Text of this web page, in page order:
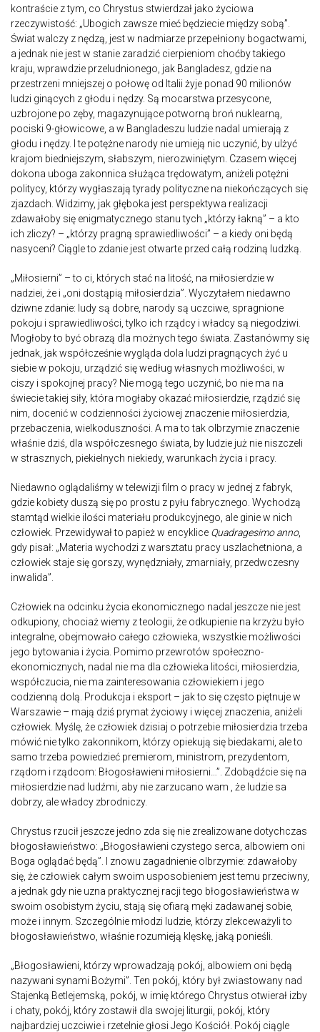
kontraście z tym, co Chrystus stwierdzał jako życiowa
rzeczywistość: „Ubogich zawsze mieć będziecie między sobą”.
Świat walczy z nędzą, jest w nadmiarze przepełniony bogactwami,
a jednak nie jest w stanie zaradzić cierpieniom choćby takiego
kraju, wprawdzie przeludnionego, jak Bangladesz, gdzie na
przestrzeni mniejszej o połowę od Italii żyje ponad 90 milionów
ludzi ginących z głodu i nędzy. Są mocarstwa przesycone,
uzbrojone po zęby, magazynujące potworną broń nuklearną,
pociski 9-głowicowe, a w Bangladeszu ludzie nadal umierają z
głodu i nędzy. I te potężne narody nie umieją nic uczynić, by ulżyć
krajom biedniejszym, słabszym, nierozwiniętym. Czasem więcej
dokona uboga zakonnica służąca trędowatym, aniżeli potężni
politycy, którzy wygłaszają tyrady polityczne na niekończących się
zjazdach. Widzimy, jak głęboka jest perspektywa realizacji
zdawałoby się enigmatycznego stanu tych „którzy łakną” – a kto
ich zliczy? – „którzy pragną sprawiedliwości” – a kiedy oni będą
nasyceni? Ciągle to zdanie jest otwarte przed całą rodziną ludzką.
„Miłosierni” – to ci, których stać na litość, na miłosierdzie w
nadziei, że i „oni dostąpią miłosierdzia”. Wyczytałem niedawno
dziwne zdanie: ludy są dobre, narody są uczciwe, spragnione
pokoju i sprawiedliwości, tylko ich rządcy i władcy są niegodziwi.
Mogłoby to być obrazą dla możnych tego świata. Zastanówmy się
jednak, jak współcześnie wygląda dola ludzi pragnących żyć u
siebie w pokoju, urządzić się według własnych możliwości, w
ciszy i spokojnej pracy? Nie mogą tego uczynić, bo nie ma na
świecie takiej siły, która mogłaby okazać miłosierdzie, rządzić się
nim, docenić w codzienności życiowej znaczenie miłosierdzia,
przebaczenia, wielkoduszności. A ma to tak olbrzymie znaczenie
właśnie dziś, dla współczesnego świata, by ludzie już nie niszczeli
w strasznych, piekielnych niekiedy, warunkach życia i pracy.
Niedawno oglądaliśmy w telewizji film o pracy w jednej z fabryk,
gdzie kobiety duszą się po prostu z pyłu fabrycznego. Wychodzą
stamtąd wielkie ilości materiału produkcyjnego, ale ginie w nich
człowiek. Przewidywał to papież w encyklice Quadragesimo anno,
gdy pisał: „Materia wychodzi z warsztatu pracy uszlachetniona, a
człowiek staje się gorszy, wynędzniały, zmarniały, przedwczesny
inwalida”.
Człowiek na odcinku życia ekonomicznego nadal jeszcze nie jest
odkupiony, chociaż wiemy z teologii, że odkupienie na krzyżu było
integralne, obejmowało całego człowieka, wszystkie możliwości
jego bytowania i życia. Pomimo przewrotów społeczno-
ekonomicznych, nadal nie ma dla człowieka litości, miłosierdzia,
współczucia, nie ma zainteresowania człowiekiem i jego
codzienną dolą. Produkcja i eksport – jak to się często piętnuje w
Warszawie – mają dziś prymat życiowy i więcej znaczenia, aniżeli
człowiek. Myślę, że człowiek dzisiaj o potrzebie miłosierdzia trzeba
mówić nie tylko zakonnikom, którzy opiekują się biedakami, ale to
samo trzeba powiedzieć premierom, ministrom, prezydentom,
rządom i rządcom: Błogosławieni miłosierni…”. Zdobądźcie się na
miłosierdzie nad ludźmi, aby nie zarzucano wam , że ludzie sa
dobrzy, ale władcy zbrodniczy.
Chrystus rzucił jeszcze jedno zda się nie zrealizowane dotychczas
błogosławieństwo: „Błogosławieni czystego serca, albowiem oni
Boga oglądać będą”. I znowu zagadnienie olbrzymie: zdawałoby
się, że człowiek całym swoim usposobieniem jest temu przeciwny,
a jednak gdy nie uzna praktycznej racji tego błogosławieństwa w
swoim osobistym życiu, stają się ofiarą męki zadawanej sobie,
może i innym. Szczególnie młodzi ludzie, którzy zlekceważyli to
błogosławieństwo, właśnie rozumieją klęskę, jaką ponieśli.
„Błogosławieni, którzy wprowadzają pokój, albowiem oni będą
nazywani synami Bożymi”. Ten pokój, który był zwiastowany nad
Stajenką Betlejemską, pokój, w imię którego Chrystus otwierał izby
i chaty, pokój, który zostawił dla swojej liturgii, pokój, który
najbardziej uczciwie i rzetelnie głosi Jego Kościół. Pokój ciągle